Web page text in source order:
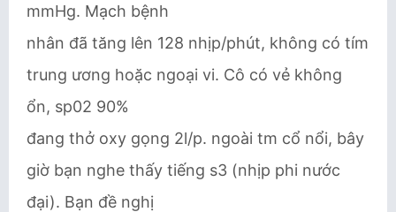
mmHg. Mạch bệnh
nhân đã tăng lên 128 nhịp/phút, không có tím
trung ương hoặc ngoại vi. Cô có vẻ không
ổn, sp02 90%
đang thở oxy gọng 2l/p. ngoài tm cổ nổi, bây
giờ bạn nghe thấy tiếng s3 (nhịp phi nước
đại). Bạn đề nghị